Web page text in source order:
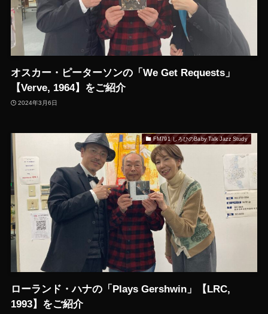
オスカー・ピーターソンの「We Get Requests」
【Verve, 1964】をご紹介
2024年3月6日
FM791 しろひのBaby Talk Jazz Study
ローランド・ハナの「Plays Gershwin」【LRC,
1993】をご紹介